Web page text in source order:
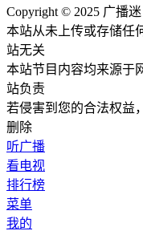
Copyright © 2025 广播迷
本站从未上传或存储任
站无关
本站节目内容均来源于
站负责
若侵害到您的合法权益
删除
听广播
看电视
排行榜
菜单
我的